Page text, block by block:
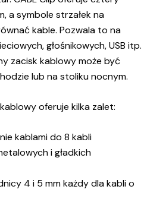
a symbole strzałek na
kable. Pozwala to na
głośnikowych, USB itp.
zacisk kablowy może być
lub na stoliku nocnym.
oferuje kilka zalet:
kablami do 8 kabli
i gładkich
4 i 5 mm każdy dla kabli o